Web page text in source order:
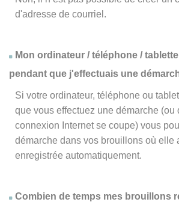
d'adresse de courriel.
Mon ordinateur / téléphone /
pendant que j'effectuais une
Si votre ordinateur, téléphone ou
que vous effectuez une démarche (ou
connexion Internet se coupe) vous
démarche dans vos brouillons où elle
enregistrée automatiquement.
Combien de temps mes brouillons